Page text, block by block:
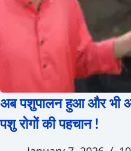
अब पशुपालन हुआ और भी
पशु रोगों की पहचान !